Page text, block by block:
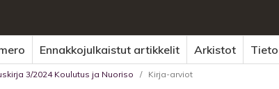
Ennakkojulkaistut artikkelit Arkistot
3/2024 Koulutus ja Nuoriso / Kirja-arviot